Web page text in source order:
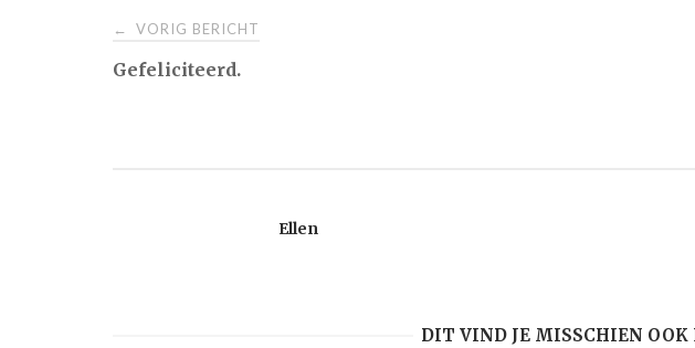
Bericht
navigatie
← VORIG BERICHT
Gefeliciteerd.
Ellen
DIT VIND JE MISSCHIEN OOK